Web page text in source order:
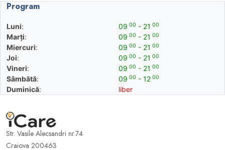
Program
Luni:
Marți:
Miercuri:
Joi:
Vineri:
Sâmbătă:
Duminică:
09 00 - 21 00
09 00 - 21 00
09 00 - 21 00
09 00 - 21 00
09 00 - 21 00
09 00 - 12 00
liber
Str. Vasile Alecsandri nr.74
Craiova 200463